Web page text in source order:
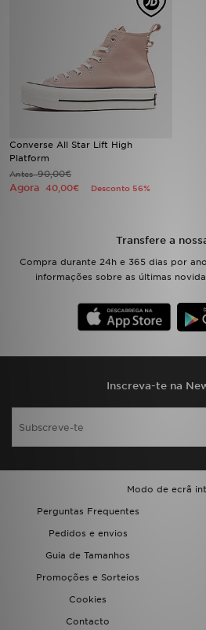
Converse All Star Lift High
Platform
Antes90,00€
Agora 40,00€ Desconto 56%
Transfere a
Compra durante 24h e 365 dias por
informações sobre as últimas
Inscreva-te na
Modo de ecrã
Perguntas Frequentes
Pedidos e envios
Guia de Tamanhos
Promoções e Sorteios
Cookies
Contacto
SUBSCREVE
ESTADO DO TEU PEDIDO
ATENÇÃO AO CLIENTE